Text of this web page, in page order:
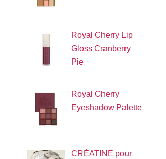
Royal Cherry Lip
Gloss Cranberry
Pie
Royal Cherry
Eyeshadow Palette
CRÉATINE pour